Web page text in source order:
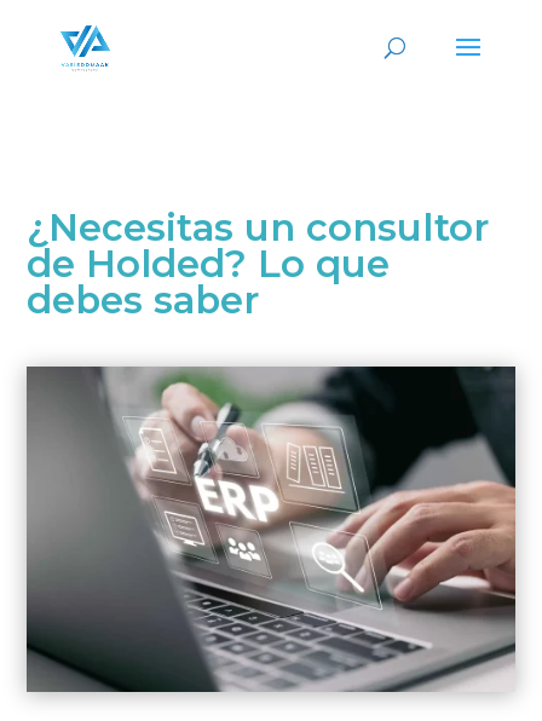
¿Necesitas un consultor
de Holded? Lo que
debes saber